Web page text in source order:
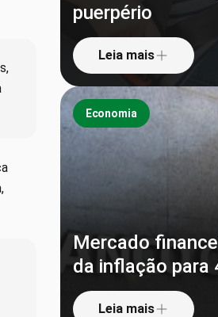
puerpério
Leia mais
Economia
Mercado
da inflação para
Leia mais